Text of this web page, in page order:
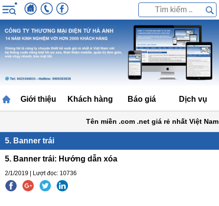
Giới thiệu Khách hàng Báo giá Dịch vụ
Tên miền .com .net giá rẻ nhất Việt Nam
5. Banner trái
5. Banner trái: Hướng dẫn xóa
2/1/2019 | Lượt đọc: 10736